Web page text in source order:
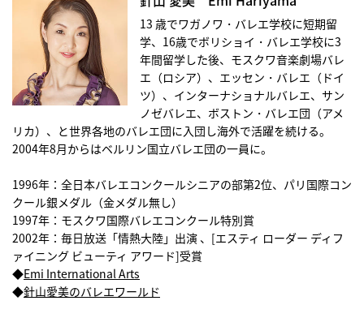
13 歳でワガノワ・バレエ学校に短期留
学、16歳でボリショイ・バレエ学校に3
年間留学した後、モスクワ音楽劇場バレ
エ（ロシア）、エッセン・バレエ（ドイ
ツ）、インターナショナルバレエ、サン
ノゼバレエ、ボストン・バレエ団（アメ
リカ）、と世界各地のバレエ団に入団し海外で活躍を続ける。
2004年8月からはベルリン国立バレエ団の一員に。
1996年：全日本バレエコンクールシニアの部第2位、パリ国際コン
クール銀メダル（金メダル無し）
1997年：モスクワ国際バレエコンクール特別賞
2002年：毎日放送「情熱大陸」出演 、[エスティ ローダー ディフ
ァイニング ビューティ アワード]受賞
◆Emi International Arts
◆針山愛美のバレエワールド